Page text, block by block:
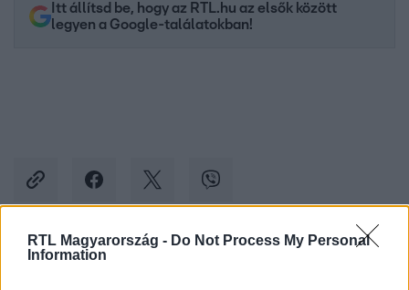
RTL Magyarország - Do Not Process My Personal
Information
Itt állítsd be, hogy az RTL.hu az elsők között
legyen a Google-találatokban!
Kövess minket, és értesülj a friss hírekről a